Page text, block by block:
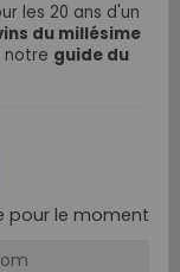
les 20 ans d'un
du millésime
notre guide du
pour le moment